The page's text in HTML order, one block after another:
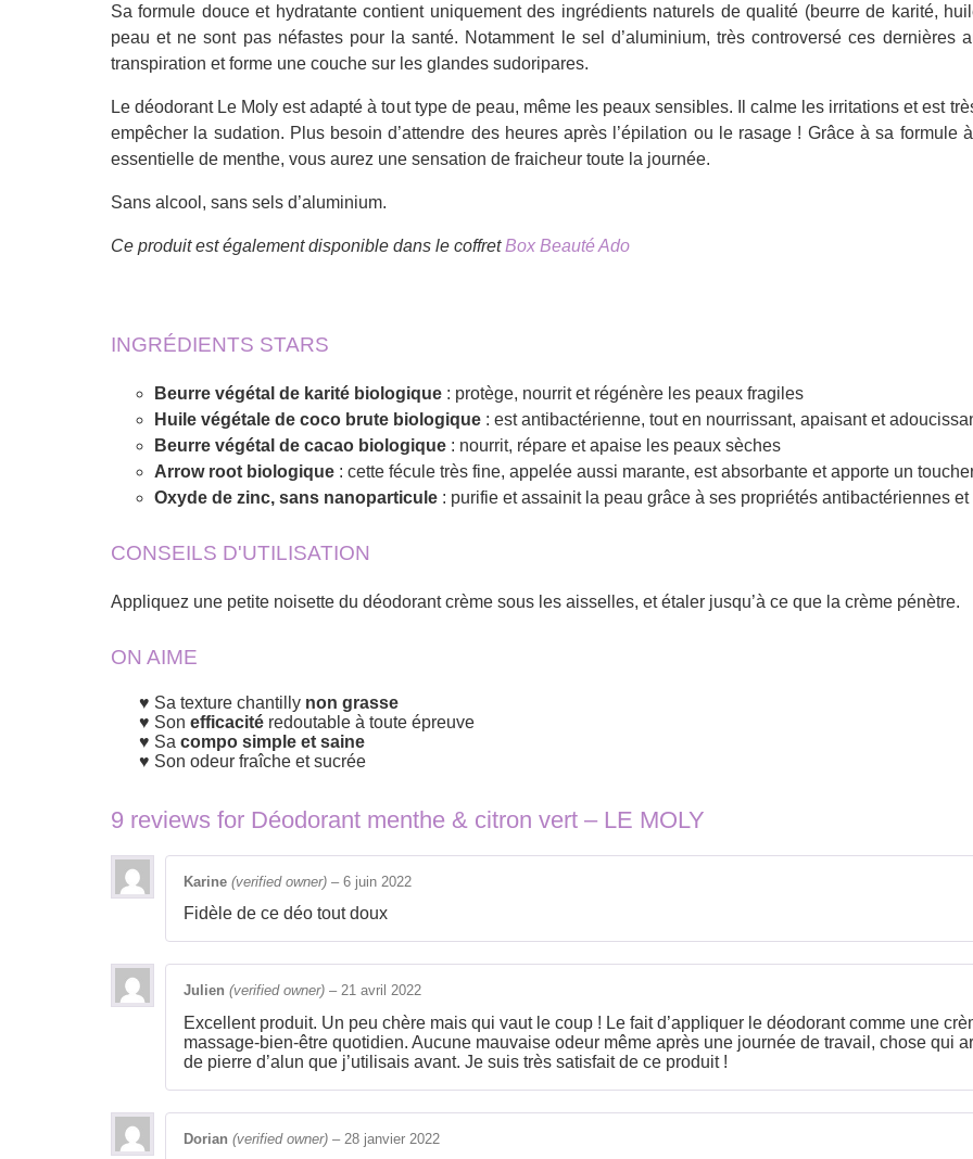
Sa formule douce et hydratante contient uniquement des ingrédients naturels de qualité (beurre de karité,
peau et ne sont pas néfastes pour la santé. Notamment le sel d’aluminium, très controversé ces dernières
transpiration et forme une couche sur les glandes sudoripares.
Le déodorant Le Moly est adapté à tout type de peau, même les peaux sensibles. Il calme les irritations et est
empêcher la sudation. Plus besoin d’attendre des heures après l’épilation ou le rasage ! Grâce à sa formule
essentielle de menthe, vous aurez une sensation de fraicheur toute la journée.
Sans alcool, sans sels d’aluminium.
Ce produit est également disponible dans le coffretBox Beauté Ado
INGRÉDIENTS STARS
Beurre végétal de karité biologique : protège, nourrit et régénère les peaux fragiles
Huile végétale de coco brute biologique : est antibactérienne, tout en nourrissant, apaisant et
Beurre végétal de cacao biologique : nourrit, répare et apaise les peaux sèches
Arrow root biologique : cette fécule très fine, appelée aussi marante, est absorbante et apporte un
Oxyde de zinc, sans nanoparticule : purifie et assainit la peau grâce à ses propriétés antibactériennes
CONSEILS D'UTILISATION
Appliquez une petite noisette du déodorant crème sous les aisselles, et étaler jusqu’à ce que la crème pénètre.
ON AIME
Sa texture chantilly non grasse
Son efficacité redoutable à toute épreuve
Sa compo simple et saine
Son odeur fraîche et sucrée
9 reviews for Déodorant menthe & citron vert – LE MOLY
Karine (verified owner) – 6 juin 2022
Fidèle de ce déo tout doux
Julien (verified owner) – 21 avril 2022
Excellent produit. Un peu chère mais qui vaut le coup ! Le fait d’appliquer le déodorant comme une
massage-bien-être quotidien. Aucune mauvaise odeur même après une journée de travail, chose qui
de pierre d’alun que j’utilisais avant. Je suis très satisfait de ce produit !
Dorian (verified owner) – 28 janvier 2022